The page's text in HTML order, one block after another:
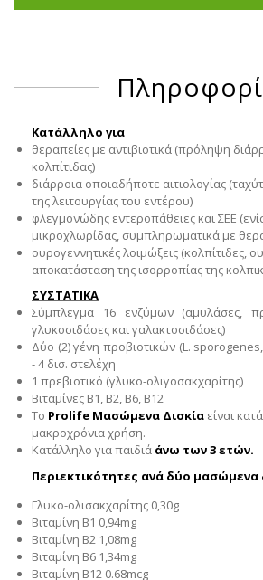
Κατάλληλο για
θεραπείες με αντιβιοτικά (πρόληψη
κολπίτιδας)
διάρροια οποιαδήποτε αιτιολογίας
της λειτουργίας του εντέρου)
φλεγμονώδης εντεροπάθειες και ΣΕΕ
μικροχλωρίδας, συμπληρωματικά με
ουρογεννητικές λοιμώξεις (κολπίτιδες,
αποκατάσταση της ισορροπίας της
ΣΥΣΤΑΤΙΚΑ
Σύμπλεγμα 16 ενζύμων (αμυλάσες,
γλυκοσιδάσες και γαλακτοσιδάσες)
Δύο (2) γένη προβιοτικών (L.
- 4 δισ. στελέχη
1 πρεβιοτικό (γλυκο-ολιγοσακχαρίτης)
Βιταμίνες Β1, Β2, Β6, Β12
Το Prolife Μασώμενα Δισκία είναι
μακροχρόνια χρήση.
Κατάλληλο για παιδιά άνω των 3 ετών.
Περιεκτικότητες ανά δύο μασώμενα
Γλυκο-ολισακχαρίτης 0,30g
Βιταμίνη Β1 0,94mg
Βιταμίνη Β2 1,08mg
Βιταμίνη Β6 1,34mg
Βιταμίνη Β12 0.68mcg